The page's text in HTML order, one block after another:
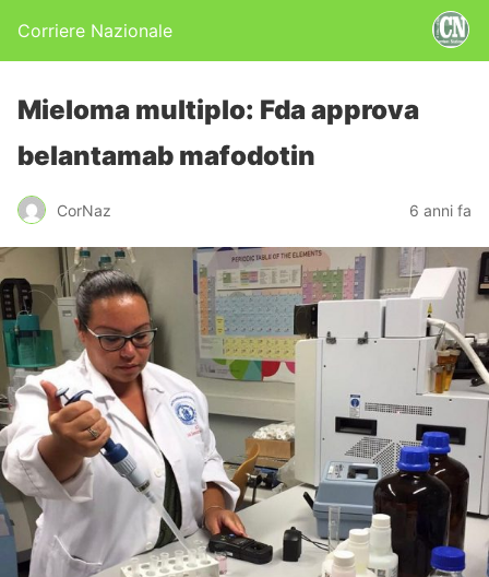
Corriere Nazionale
Mieloma multiplo: Fda approva
belantamab mafodotin
CorNaz 6 anni fa